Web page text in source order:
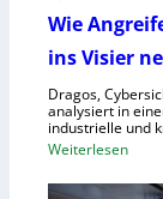
ü
r
e
n
t
r
r
n
,
Wie
ins Visier
Dragos,
analysiert in
industrielle und
Weiterlesen: